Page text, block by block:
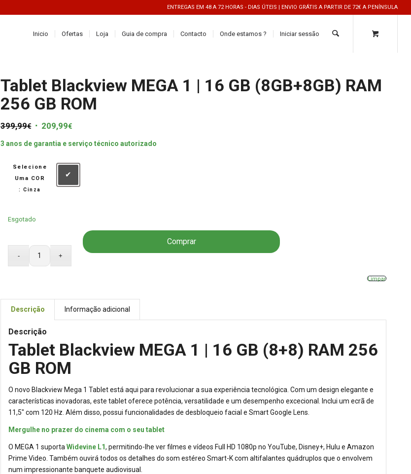
ENTREGAS EM 48 A 72 HORAS - DIAS ÚTEIS | ENVIO GRÁTIS A PARTIR DE 72€ A PENÍNSULA
Inicio Ofertas Loja Guia de compra Contacto Onde estamos ? Iniciar sessão
Tablet Blackview MEGA 1 | 16 GB (8GB+8GB) RAM
256 GB ROM
399,99€ O
original
209,99€O
atual
é:
3 anos de garantia e serviço técnico autorizado
Selecione
Uma COR
: Cinza
Limpar
Esgotado
Comprar
Descrição Informação adicional
Descrição
Tablet Blackview MEGA 1 | 16 GB (8+8) RAM 256
GB ROM
O novo Blackview Mega 1 Tablet está aqui para revolucionar a sua experiência tecnológica. Com um design elegante e
características inovadoras, este tablet oferece potência, versatilidade e um desempenho excecional. Inclui um ecrã de
11,5″ com 120 Hz. Além disso, possui funcionalidades de desbloqueio facial e Smart Google Lens.
Mergulhe no prazer do cinema com o seu tablet
O MEGA 1 suporta Widevine L1, permitindo-lhe ver filmes e vídeos Full HD 1080p no YouTube, Disney+, Hulu e Amazon
Prime Video. Também ouvirá todos os detalhes do som estéreo Smart-K com altifalantes quádruplos que o envolvem
num impressionante banquete audiovisual.